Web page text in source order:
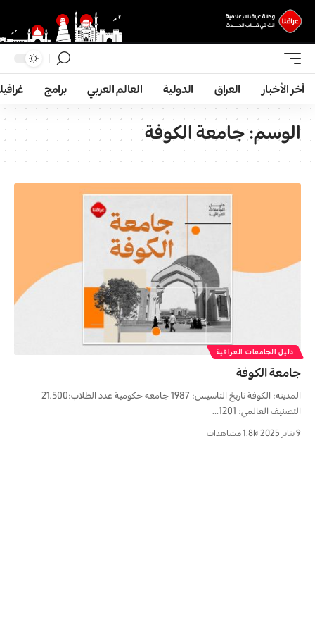
آخر الأخبار العراق الدولية العالم العربي برامج
الوسم:جامعة الكوفة
دليل الجامعات العراقية
جامعة الكوفة
المدينه: الكوفة تاريخ التاسيس: 1987 جامعه حكومية عدد الطلاب:21.500
التصنيف العالمي: 1201…
9 يناير 2025 1.8k مشاهدات